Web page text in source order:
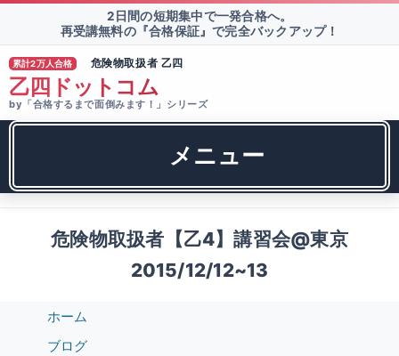
2日間の短期集中で一発合格へ。
再受講無料の『合格保証』で完全バックアップ！
累計2万人合格 危険物取扱者 乙四
乙四ドットコム
by「合格するまで面倒みます！」シリーズ
メニュー
危険物取扱者【乙4】講習会@東京
2015/12/12~13
ホーム
ブログ